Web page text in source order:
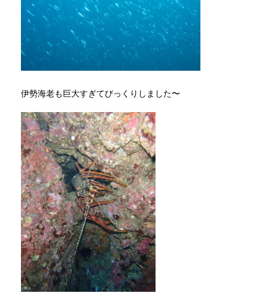
伊勢海老も巨大すぎてびっくりしました〜